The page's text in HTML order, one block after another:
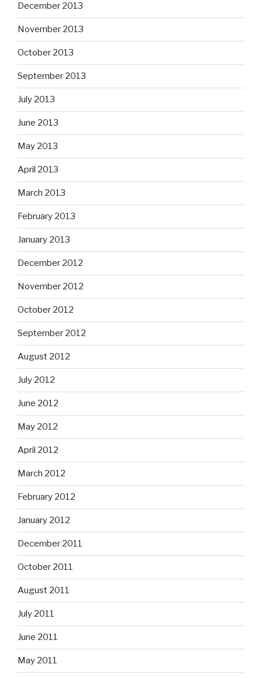
December 2013
November 2013
October 2013
September 2013
July 2013
June 2013
May 2013
April 2013
March 2013
February 2013
January 2013
December 2012
November 2012
October 2012
September 2012
August 2012
July 2012
June 2012
May 2012
April 2012
March 2012
February 2012
January 2012
December 2011
October 2011
August 2011
July 2011
June 2011
May 2011